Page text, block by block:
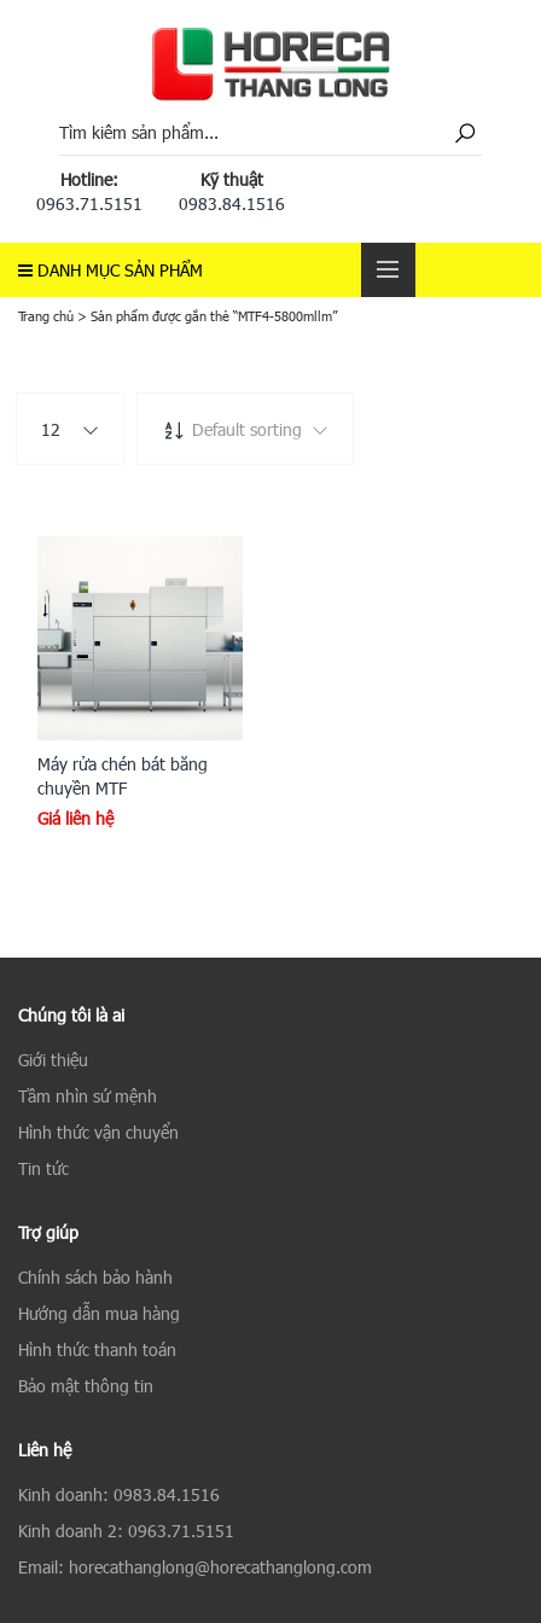
Hotline:
0963.71.5151
Kỹ thuật
0983.84.1516
DANH MỤC SẢN PHẨM
Trang chủ > Sản phẩm được gắn thẻ “MTF4-5800mllm”
12 Default sorting
Máy rửa chén bát băng
chuyền MTF
Giá liên hệ
Chúng tôi là ai
Giới thiệu
Tầm nhìn sứ mệnh
Hình thức vận chuyển
Tin tức
Trợ giúp
Chính sách bảo hành
Hướng dẫn mua hàng
Hình thức thanh toán
Bảo mật thông tin
Liên hệ
Kinh doanh: 0983.84.1516
Kinh doanh 2: 0963.71.5151
Email: horecathanglong@horecathanglong.com